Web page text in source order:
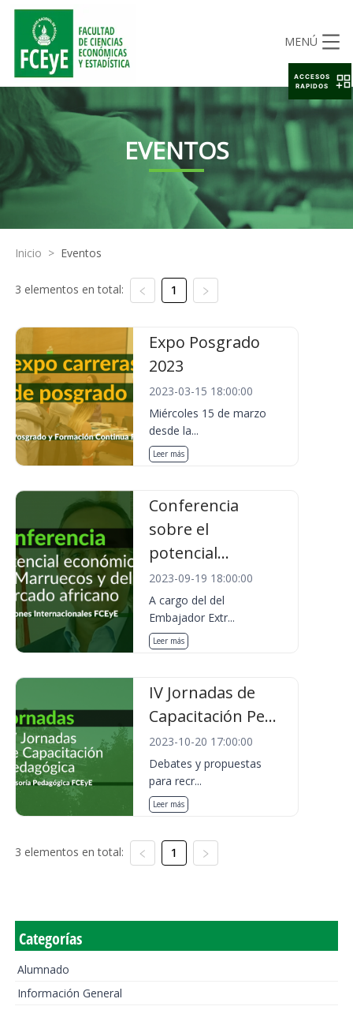
MENÚ
EVENTOS
Inicio > Eventos
3 elementos en total: 1
Expo Posgrado
2023
2023-03-15 18:00:00
Miércoles 15 de marzo
desde la...
Leer más
Conferencia
sobre el
potencial...
2023-09-19 18:00:00
A cargo del del
Embajador Extr...
Leer más
IV Jornadas de
Capacitación Pe...
2023-10-20 17:00:00
Debates y propuestas
para recr...
Leer más
3 elementos en total: 1
Categorías
Alumnado
Información General
ACCESOS
RAPIDOS